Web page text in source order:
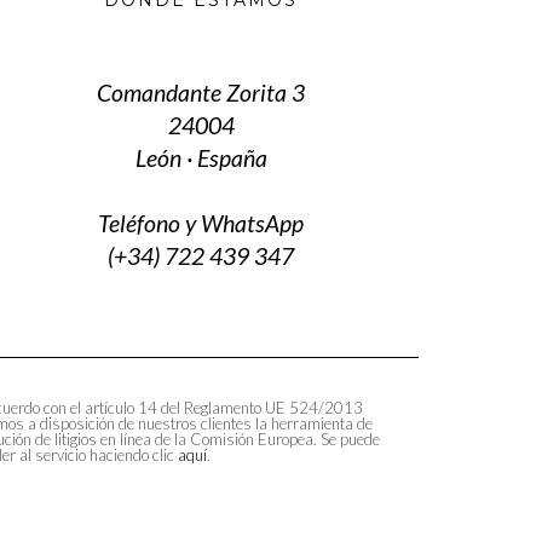
Comandante Zorita 3
24004
León · España
Teléfono y WhatsApp
(+34) 722 439 347
con el artículo 14 del Reglamento UE 524/2013
a disposición de nuestros clientes la herramienta de
de litigios en línea de la Comisión Europea. Se puede
al servicio haciendo clic aquí.